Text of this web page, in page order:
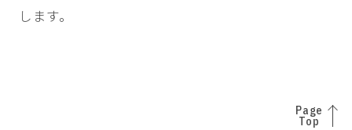
します。
Page
Top